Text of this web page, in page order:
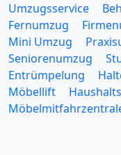
Umzugsservice
Fernumzug
Mini Umzug
Seniorenumzug
Entrümpelung
Möbellift